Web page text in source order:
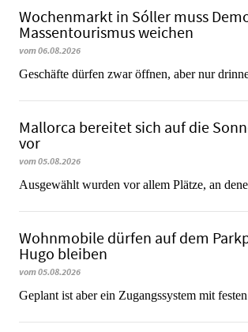
Wochenmarkt in Sóller muss
Massentourismus weichen
vom 06.08.2026
Geschäfte dürfen zwar öffnen, aber nur
Mallorca bereitet sich auf die
vor
vom 05.08.2026
Ausgewählt wurden vor allem Plätze, an
Wohnmobile dürfen auf dem
Hugo bleiben
vom 05.08.2026
Geplant ist aber ein Zugangssystem mit festen